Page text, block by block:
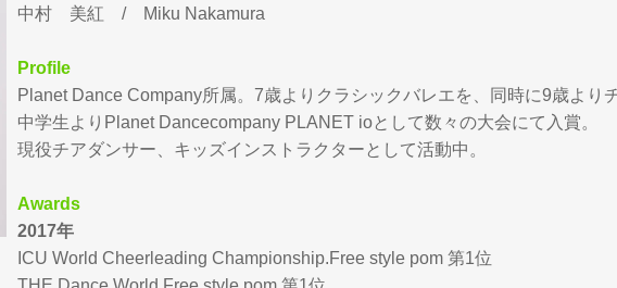
中村 美紅 / Miku Nakamura
Profile
Planet Dance Company所属。7歳よりクラシックバレエを、同時に9歳より
中学生よりPlanet Dancecompany PLANET ioとして数々の大会にて入賞。
現役チアダンサー、キッズインストラクターとして活動中。
Awards
2017年
ICU World Cheerleading Championship.Free style pom 第1位